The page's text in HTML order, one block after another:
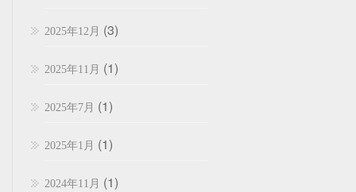
2025年12月 (3)
2025年11月 (1)
2025年7月 (1)
2025年1月 (1)
2024年11月 (1)